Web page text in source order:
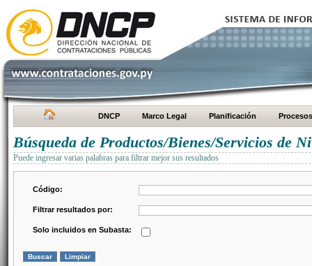
DNCP Marco Legal Planificación Procesos
Búsqueda de Productos/Bienes/Servicios de
Puede ingresar varias palabras para filtrar mejor sus resultados
Código:
Filtrar resultados por:
Solo incluidos en Subasta: